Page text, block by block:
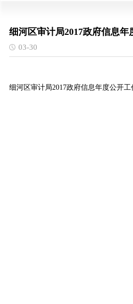
细河区审计局2017政府信息年
03-30
细河区审计局2017政府信息年度公开工